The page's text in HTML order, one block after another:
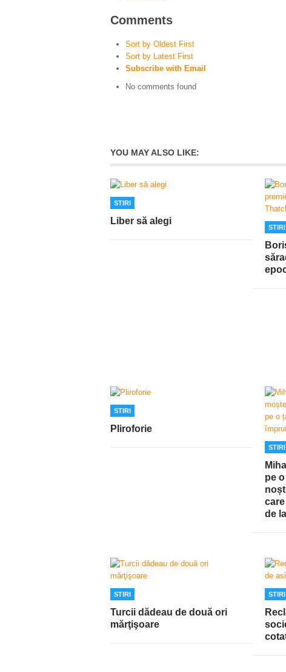
Comments
Sort by Oldest First
Sort by Latest First
Subscribe with Email
No comments found
YOU MAY ALSO LIKE:
STIRI
Liber să alegi
STIRI
STIRI
Pliroforie
STIRI
pe
de
STIRI
Turcii dădeau de două ori
mărţişoare
STIRI